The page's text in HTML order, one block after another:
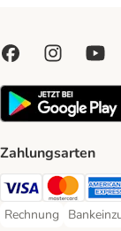
Zahlungsarten
Visa Payment Method
Mastercard
Rechnung
Rechnung Payment